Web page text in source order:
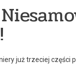
już trzeciej części